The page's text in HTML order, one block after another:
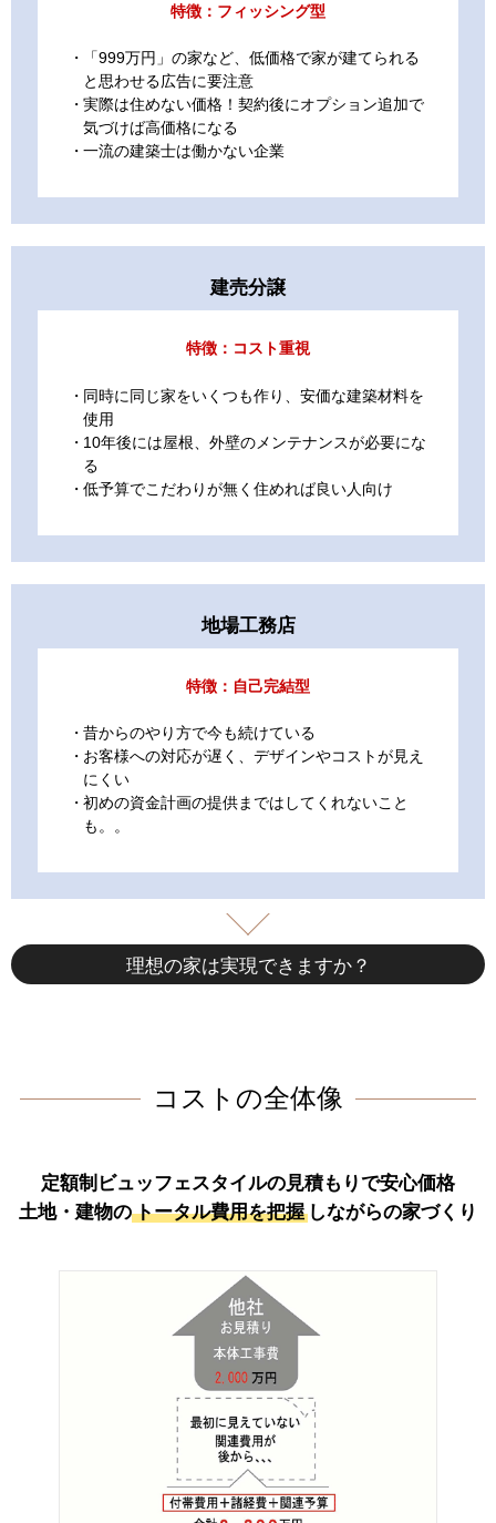
特徴：フィッシング型
「999万円」の家など、低価格で家が建てられる
と思わせる広告に要注意
実際は住めない価格！契約後にオプション追加で
気づけば高価格になる
一流の建築士は働かない企業
建売分譲
特徴：コスト重視
同時に同じ家をいくつも作り、安価な建築材料を
使用
10年後には屋根、外壁のメンテナンスが必要にな
る
低予算でこだわりが無く住めれば良い人向け
地場工務店
特徴：自己完結型
昔からのやり方で今も続けている
お客様への対応が遅く、デザインやコストが見え
にくい
初めの資金計画の提供まではしてくれないこと
も。。
理想の家は実現できますか？
コストの全体像
定額制ビュッフェスタイルの見積もりで安心価格
土地・建物のトータル費用を把握 しながらの家づくり